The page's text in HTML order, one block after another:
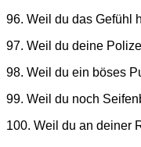
96. Weil du das Gefühl
97. Weil du deine
98. Weil du ein böses
99. Weil du noch
100. Weil du an deiner